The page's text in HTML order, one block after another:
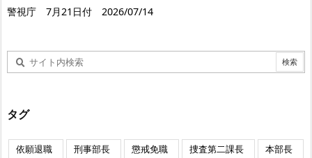
警視庁 7月21日付 2026/07/14
タグ
依願退職 刑事部長 懲戒免職 捜査第二課長
本部長